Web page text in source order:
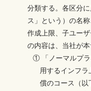
分類する。各区分
ス」という）の名
作成上限、子ユー
の内容は、当社が
① 「ノーマルプラ
用するインフ
償のコース（以